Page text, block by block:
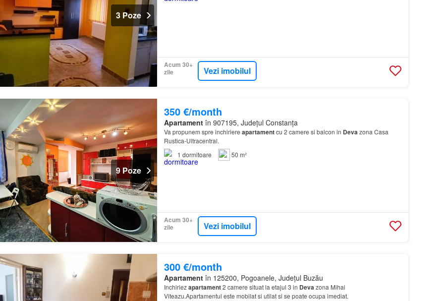
3 Poze
Acum 30+
zile
Vezi imobilul
9 Poze
350 €/month
Apartamentîn 907195, Județul Constanța
Va propunem spre inchiriere apartamentcu 2 camere si balcon in Devazona Casa
Rustica-Ultracentral.
1 dormitoare 50 m²
Acum 30+
zile
Vezi imobilul
300 €/month
Apartamentîn 125200, Pogoanele, Județul Buzău
Inchiriezapartament2 camere situat la etajul 3 in Devazona Mihai
Viteazu.Apartamentul este mobilat si utilat si se poate ocupa imediat.